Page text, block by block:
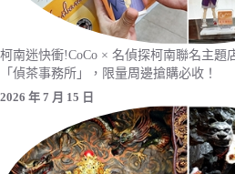
柯南迷快衝!CoCo × 名偵探柯南聯名主題
「偵茶事務所」，限量周邊搶購必收！
2026 年 7 月 15 日